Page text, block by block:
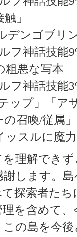
」
デンゴブリ
フ神話技能
粗悪な写本
フ神話技能
ップ」「ア
の召喚/従属
ッスルに魔
理解でき
します。
探索者た
を含めて
の島を今